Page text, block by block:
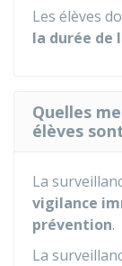
Les élèves
la durée de
Quelles
élèves
La
vigilance
prévention.
La